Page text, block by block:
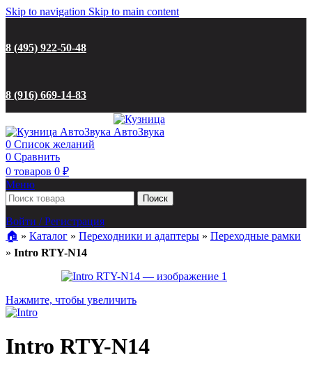
Skip to navigation Skip to main content
8 (495) 922-50-48
8 (916) 669-14-83
0 Список желаний
0 Сравнить
0 товаров 0 ₽
Меню
Поиск
Войти / Регистрация
🏠︎ » Каталог » Переходники и адаптеры » Переходные рамки
» Intro RTY-N14
Нажмите, чтобы увеличить
Intro RTY-N14